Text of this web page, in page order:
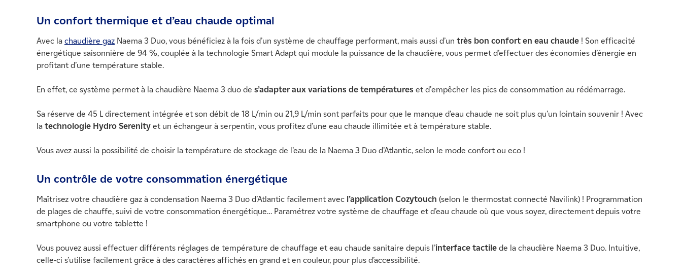
Un confort thermique et d’eau chaude optimal
Avec la chaudière gaz Naema 3 Duo, vous bénéficiez à la fois d’un système de chauffage performant, mais aussi d’un très bon confort en eau chaude ! Son efficacité
énergétique saisonnière de 94 %, couplée à la technologie Smart Adapt qui module la puissance de la chaudière, vous permet d’effectuer des économies d’énergie en
profitant d’une température stable.
En effet, ce système permet à la chaudière Naema 3 duo de s’adapter aux variations de températures et d'empêcher les pics de consommation au rédémarrage.
Sa réserve de 45 L directement intégrée et son débit de 18 L/min ou 21,9 L/min sont parfaits pour que le manque d’eau chaude ne soit plus qu’un lointain souvenir ! Avec
la technologie Hydro Serenity et un échangeur à serpentin, vous profitez d’une eau chaude illimitée et à température stable.
Vous avez aussi la possibilité de choisir la température de stockage de l’eau de la Naema 3 Duo d’Atlantic, selon le mode confort ou eco !
Un contrôle de votre consommation énergétique
Maîtrisez votre chaudière gaz à condensation Naema 3 Duo d’Atlantic facilement avec l’application Cozytouch (selon le thermostat connecté Navilink) ! Programmation
de plages de chauffe, suivi de votre consommation énergétique… Paramétrez votre système de chauffage et d’eau chaude où que vous soyez, directement depuis votre
smartphone ou votre tablette !
Vous pouvez aussi effectuer différents réglages de température de chauffage et eau chaude sanitaire depuis l’interface tactile de la chaudière Naema 3 Duo. Intuitive,
celle-ci s’utilise facilement grâce à des caractères affichés en grand et en couleur, pour plus d’accessibilité.